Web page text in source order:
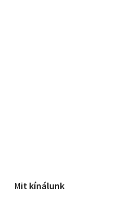
Mit kínálunk